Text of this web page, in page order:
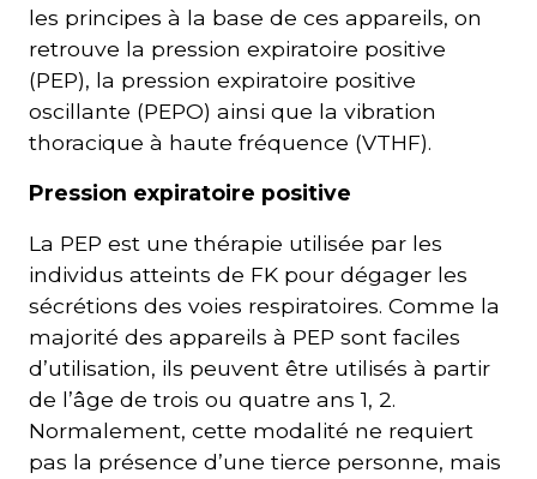
les principes à la base de ces appareils, on
retrouve la pression expiratoire positive
(PEP), la pression expiratoire positive
oscillante (PEPO) ainsi que la vibration
thoracique à haute fréquence (VTHF).
Pression expiratoire positive
La PEP est une thérapie utilisée par les
individus atteints de FK pour dégager les
sécrétions des voies respiratoires. Comme la
majorité des appareils à PEP sont faciles
d’utilisation, ils peuvent être utilisés à partir
de l’âge de trois ou quatre ans 1, 2.
Normalement, cette modalité ne requiert
pas la présence d’une tierce personne, mais